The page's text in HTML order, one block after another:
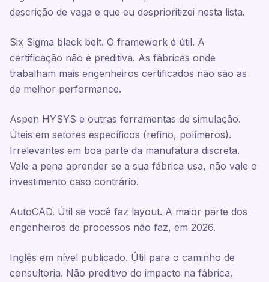
descrição de vaga e que eu desprioritizei nesta lista.
Six Sigma black belt. O framework é útil. A
certificação não é preditiva. As fábricas onde
trabalham mais engenheiros certificados não são as
de melhor performance.
Aspen HYSYS e outras ferramentas de simulação.
Úteis em setores específicos (refino, polímeros).
Irrelevantes em boa parte da manufatura discreta.
Vale a pena aprender se a sua fábrica usa, não vale o
investimento caso contrário.
AutoCAD. Útil se você faz layout. A maior parte dos
engenheiros de processos não faz, em 2026.
Inglês em nível publicado. Útil para o caminho de
consultoria. Não preditivo do impacto na fábrica.